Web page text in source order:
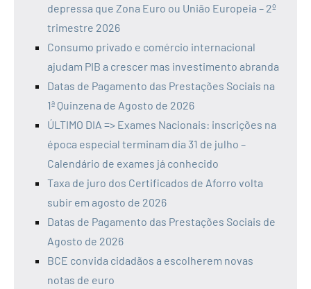
depressa que Zona Euro ou União Europeia – 2º
trimestre 2026
Consumo privado e comércio internacional
ajudam PIB a crescer mas investimento abranda
Datas de Pagamento das Prestações Sociais na
1ª Quinzena de Agosto de 2026
ÚLTIMO DIA => Exames Nacionais: inscrições na
época especial terminam dia 31 de julho –
Calendário de exames já conhecido
Taxa de juro dos Certificados de Aforro volta
subir em agosto de 2026
Datas de Pagamento das Prestações Sociais de
Agosto de 2026
BCE convida cidadãos a escolherem novas
notas de euro